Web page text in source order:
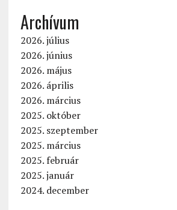
Archívum
2026. július
2026. június
2026. május
2026. április
2026. március
2025. október
2025. szeptember
2025. március
2025. február
2025. január
2024. december